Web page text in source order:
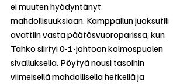
ei muuten hyödyntänyt
mahdollisuuksiaan. Kamppailun juoksutili
avattiin vasta päätösvuoroparissa, kun
Tahko siirtyi 0-1-johtoon kolmospuolen
sivalluksella. Pöytyä nousi tasoihin
viimeisellä mahdollisella hetkellä ja